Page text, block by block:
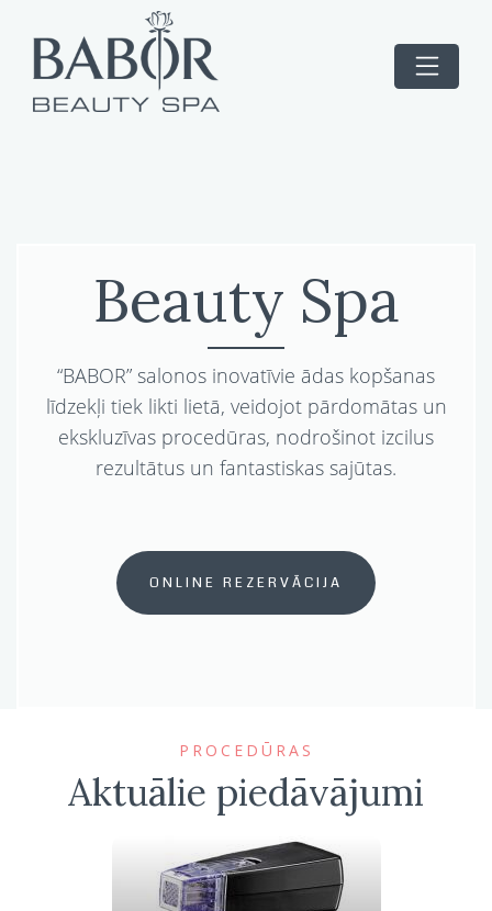
Beauty Spa
“BABOR” salonos inovatīvie ādas kopšanas
līdzekļi tiek likti lietā, veidojot pārdomātas un
ekskluzīvas procedūras, nodrošinot izcilus
rezultātus un fantastiskas sajūtas.
ONLINE REZERVĀCIJA
PROCEDŪRAS
Aktuālie piedāvājumi